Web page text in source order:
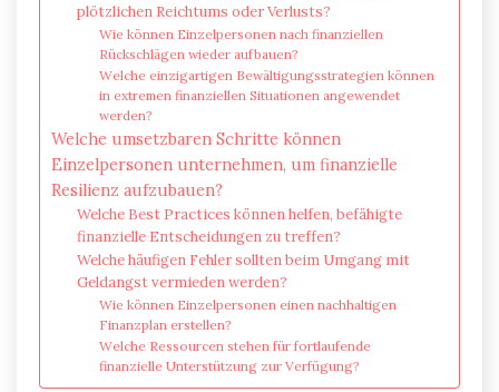
plötzlichen Reichtums oder Verlusts?
Wie können Einzelpersonen nach finanziellen
Rückschlägen wieder aufbauen?
Welche einzigartigen Bewältigungsstrategien können
in extremen finanziellen Situationen angewendet
werden?
Welche umsetzbaren Schritte können
Einzelpersonen unternehmen, um finanzielle
Resilienz aufzubauen?
Welche Best Practices können helfen, befähigte
finanzielle Entscheidungen zu treffen?
Welche häufigen Fehler sollten beim Umgang mit
Geldangst vermieden werden?
Wie können Einzelpersonen einen nachhaltigen
Finanzplan erstellen?
Welche Ressourcen stehen für fortlaufende
finanzielle Unterstützung zur Verfügung?